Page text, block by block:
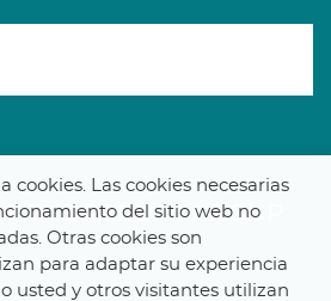
THE PARLYM GROUP
cookies. Las cookies necesarias
del sitio web no
Otras cookies son
para adaptar su experiencia
usted y otros visitantes utilizan